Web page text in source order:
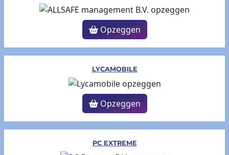
Opzeggen
LYCAMOBILE
Opzeggen
PC EXTREME